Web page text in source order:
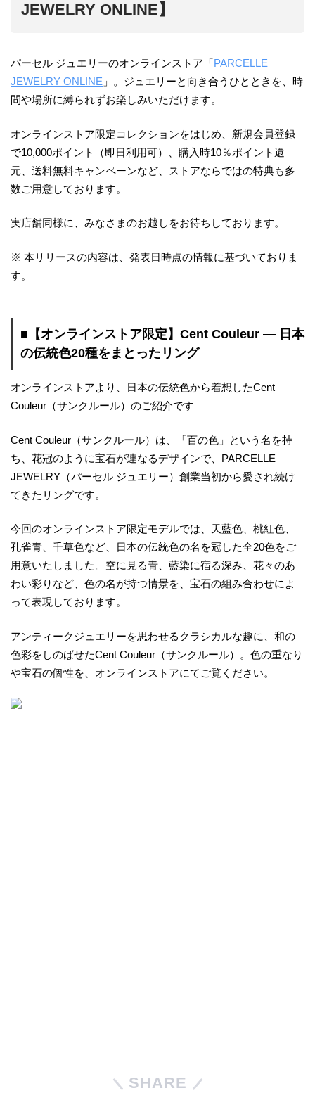
JEWELRY ONLINE】
パーセル ジュエリーのオンラインストア「PARCELLE
JEWELRY ONLINE 」。ジュエリーと向き合うひとときを、時
間や場所に縛られずお楽しみいただけます。
オンラインストア限定コレクションをはじめ、新規会員登録
で10,000ポイント（即日利用可）、購入時10％ポイント還
元、送料無料キャンペーンなど、ストアならではの特典も多
数ご用意しております。
実店舗同様に、みなさまのお越しをお待ちしております。
※ 本リリースの内容は、発表日時点の情報に基づいておりま
す。
■【オンラインストア限定】Cent Couleur ― 日本
の伝統色20種をまとったリング
オンラインストアより、日本の伝統色から着想したCent
Couleur（サンクルール）のご紹介です
Cent Couleur（サンクルール）は、「百の色」という名を持
ち、花冠のように宝石が連なるデザインで、PARCELLE
JEWELRY（パーセル ジュエリー）創業当初から愛され続け
てきたリングです。
今回のオンラインストア限定モデルでは、天藍色、桃紅色、
孔雀青、千草色など、日本の伝統色の名を冠した全20色をご
用意いたしました。空に見る青、藍染に宿る深み、花々のあ
わい彩りなど、色の名が持つ情景を、宝石の組み合わせによ
って表現しております。
アンティークジュエリーを思わせるクラシカルな趣に、和の
色彩をしのばせたCent Couleur（サンクルール）。色の重なり
や宝石の個性を、オンラインストアにてご覧ください。
SHARE